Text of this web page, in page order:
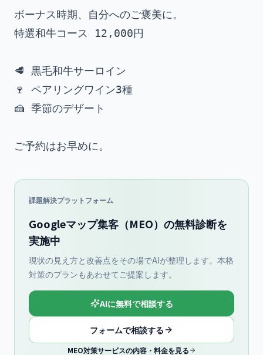
ボーナス時期、自分へのご褒美に。
特選和牛コース 12,000円
🥩 黒毛和牛サーロイン
🍷 ペアリングワイン3種
🍰 季節のデザート
課題解決プラットフォーム
Googleマップ集客（MEO）の無料診断を
実施中
現状の見え方と改善点をその場でAIが整理します。本格
対策のプランもあわせてご提案します。
AIに無料で相談する
フォームで相談する
MEO対策サービスの内容・料金を見る